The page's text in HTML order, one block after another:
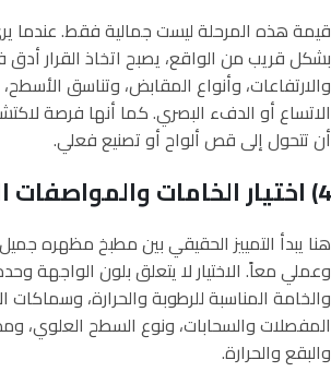
قيمة هذه المرحلة ليست جمالية فقط. عندما
بشكل قريب من الواقع، يصبح اتخاذ القرار أدق
والارتفاعات، وأنواع المقابض، وتناسق
الاتساع أو الدفء البصري. كما أنها فرصة
أن تتحول إلى قص ألواح أو تصنيع فعلي.
4) اختيار الخامات والمواصفات الداخلية
هنا يبدأ التمييز الحقيقي بين مطبخ مظهره
وعملي معاً. الاختيار لا يتعلق بلون الواجهة
والخامة المناسبة للرطوبة والحرارة، وسماكات
المفصلات والسحابات، ونوع السطح العلوي،
والبقع والحرارة.